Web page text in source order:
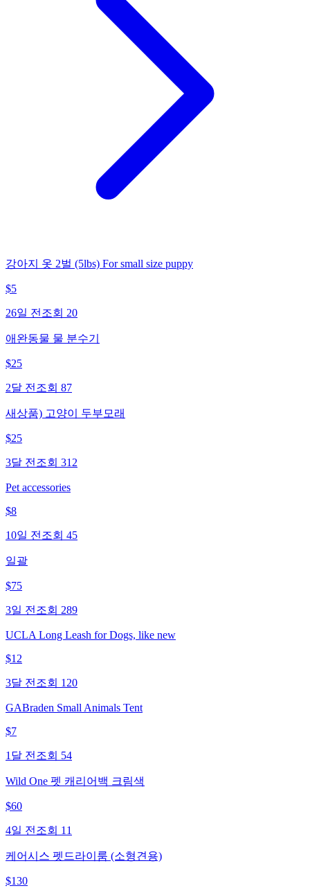
강아지 옷 2벌 (5lbs) For small size puppy
$5
26일 전 조회 20
애완동물 물 분수기
$25
2달 전 조회 87
새상품) 고양이 두부모래
$25
3달 전 조회 312
Pet accessories
$8
10일 전 조회 45
일괄
$75
3일 전 조회 289
UCLA Long Leash for Dogs, like new
$12
3달 전 조회 120
GABraden Small Animals Tent
$7
1달 전 조회 54
Wild One 펫 캐리어백 크림색
$60
4일 전 조회 11
케어시스 펫드라이룸 (소형견용)
$130